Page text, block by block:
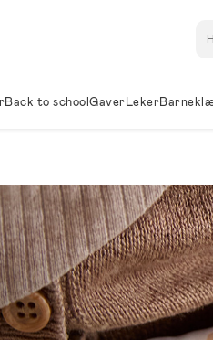
Back to schoolGaverLeker